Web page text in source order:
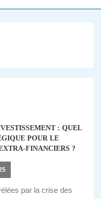
: QUEL
POUR LE
FINANCIERS ?
par la crise des